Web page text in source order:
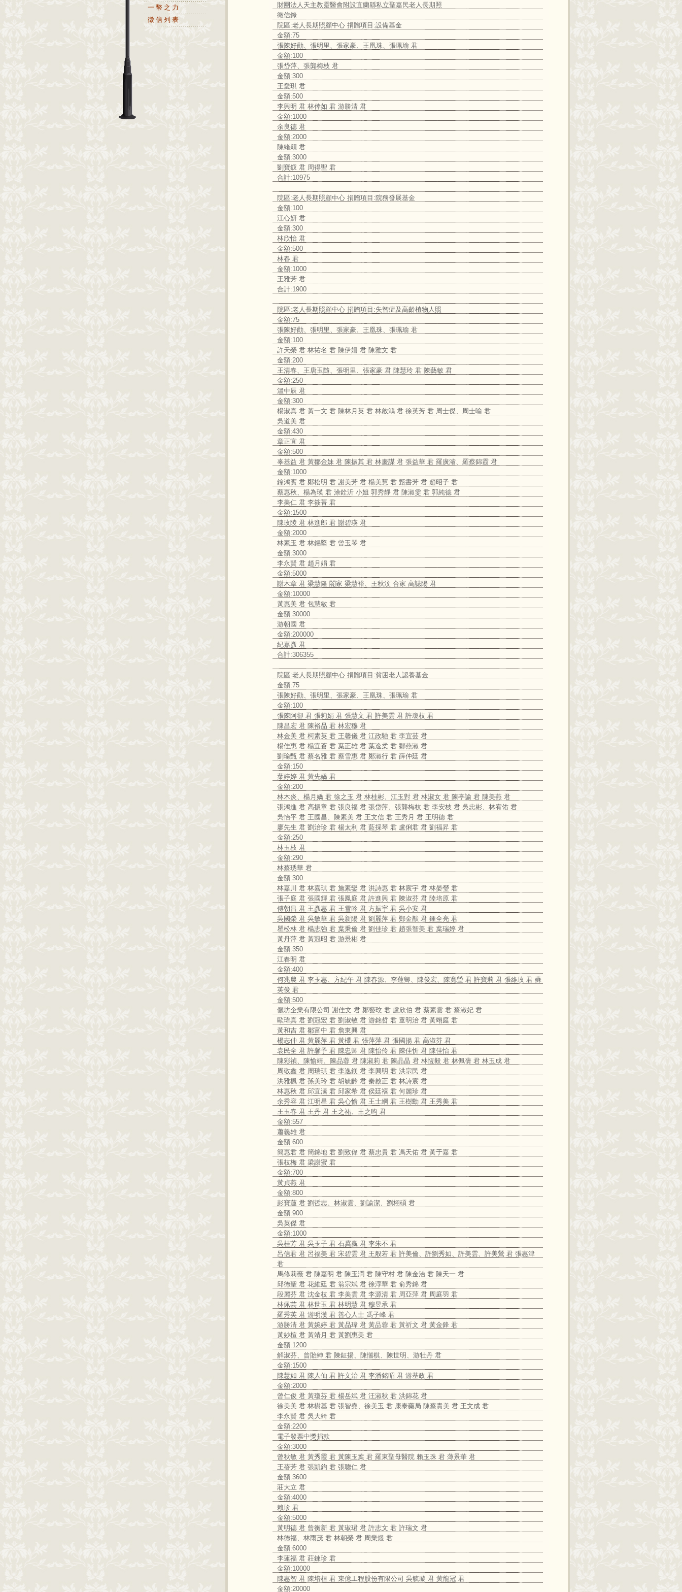
一幣之力
徵信列表
財團法人天主教靈醫會附設宜蘭縣私立聖嘉民老人長期照
徵信錄
院區:老人長期照顧中心 捐贈項目:設備基金
金額:75
張陳好勸、張明里、張家豪、王凰珠、張珮瑜 君
金額:100
張岱萍、張龔梅枝 君
金額:300
王愛琪 君
金額:500
李興明 君 林倖如 君 游勝清 君
金額:1000
余良德 君
金額:2000
陳緒穎 君
金額:3000
劉寶釵 君 周得聖 君
合計:10975
院區:老人長期照顧中心 捐贈項目:院務發展基金
金額:100
江心妍 君
金額:300
林欣怡 君
金額:500
林春 君
金額:1000
王雅芳 君
合計:1900
院區:老人長期照顧中心 捐贈項目:失智症及高齡植物人照
金額:75
張陳好勸、張明里、張家豪、王凰珠、張珮瑜 君
金額:100
許天榮 君 林祐名 君 陳伊姍 君 陳雅文 君
金額:200
王清春、王唐玉隨、張明里、張家豪 君 陳慧玲 君 陳藝敏 君
金額:250
溫中辰 君
金額:300
楊淑真 君 黃一文 君 陳林月英 君 林啟鴻 君 徐英芳 君 周士傑、周士喻 君
吳道美 君
金額:430
章正宜 君
金額:500
辜基益 君 黃鄒金妹 君 陳振其 君 林慶謀 君 張益華 君 羅廣濬、羅蔡錦霞 君
金額:1000
鐘鴻賓 君 鄭松明 君 謝美芳 君 楊美慧 君 甄書芳 君 趙昭子 君
蔡惠秋、楊為瑛 君 涂銓沂 小姐 郭秀靜 君 陳淑雯 君 郭純德 君
李美仁 君 李筱菁 君
金額:1500
陳玫陵 君 林進郎 君 謝碧瑛 君
金額:2000
林素玉 君 林錫堅 君 曾玉琴 君
金額:3000
李永賢 君 趙月娟 君
金額:5000
謝木章 君 梁慧隆 閤家 梁慧裕、王秋汶 合家 高誌陽 君
金額:10000
黃惠美 君 包慧敏 君
金額:30000
游朝國 君
金額:200000
紀嘉彥 君
合計:306355
院區:老人長期照顧中心 捐贈項目:貧困老人認養基金
金額:75
張陳好勸、張明里、張家豪、王凰珠、張珮瑜 君
金額:100
張陳阿卻 君 張莉娟 君 張慧文 君 許美雲 君 許瓊枝 君
陳昌宏 君 陳裕品 君 林宏穆 君
林金美 君 柯素英 君 王馨儀 君 江政馳 君 李宜芸 君
楊佳惠 君 楊宜蒼 君 葉正雄 君 葉逸柔 君 鄒燕淑 君
劉瑜甄 君 蔡名雅 君 蔡雪惠 君 鄭淑行 君 薛仲廷 君
金額:150
葉婷婷 君 黃先嬌 君
金額:200
林木炎、楊月嬌 君 徐之玉 君 林桂彬、江玉對 君 林淑女 君 陳亭諭 君 陳美燕 君
張鴻進 君 高振章 君 張良福 君 張岱萍、張龔梅枝 君 李安枝 君 吳忠彬、林宥佑 君
吳怡平 君 王國昌、陳素美 君 王文信 君 王秀月 君 王明德 君
廖先生 君 劉治珍 君 楊太利 君 藍採琴 君 盧俐君 君 劉福昇 君
金額:250
林玉枝 君
金額:290
林蔡琇華 君
金額:300
林嘉川 君 林嘉琪 君 施素鑾 君 洪詩惠 君 林宸宇 君 林晏瑩 君
張子庭 君 張國輝 君 張鳳庭 君 許進興 君 陳淑芬 君 陸培原 君
傅朝昌 君 王彥惠 君 王雪吟 君 方振宇 君 吳小安 君
吳國榮 君 吳敏華 君 吳新陽 君 劉麗萍 君 鄭金猷 君 鍾全亮 君
瞿松林 君 楊志強 君 葉秉倫 君 劉佳珍 君 趙張智美 君 葉瑞婷 君
黃丹萍 君 黃冠昭 君 游景彬 君
金額:350
江春明 君
金額:400
何兆農 君 李玉惠、方紀午 君 陳春源、李蓮卿、陳俊宏、陳寬瑩 君 許寶莉 君 張維玫 君 蘇
英俊 君
金額:500
儷坊企業有限公司 謝佳文 君 鄭藝玟 君 盧欣伯 君 蔡素雲 君 蔡淑妃 君
歐瑋真 君 劉冠宏 君 劉淑敏 君 游銘哲 君 童明治 君 黃翊庭 君
黃和吉 君 鄒富中 君 詹東興 君
楊志仲 君 黃麗萍 君 黃欉 君 張萍萍 君 張國揚 君 高淑芬 君
袁民全 君 許馨予 君 陳忠卿 君 陳怡伶 君 陳佳忻 君 陳佳怡 君
陳彩禎、陳愉靖、陳品蓉 君 陳淑莉 君 陳晶晶 君 林恆毅 君 林佩蒨 君 林玉成 君
周敬鑫 君 周瑞琪 君 李逸鎂 君 李興明 君 洪宗民 君
洪雅楓 君 孫美玲 君 胡毓齡 君 秦啟正 君 林詩宸 君
林惠秋 君 邱宜溱 君 邱家希 君 侯廷禧 君 何麗珍 君
余秀容 君 江明星 君 吳心愉 君 王士綱 君 王樹勳 君 王秀美 君
王玉春 君 王丹 君 王之祐、王之昀 君
金額:557
蕭義雄 君
金額:600
簡惠君 君 簡錦地 君 劉致偉 君 蔡忠貴 君 馮天佑 君 黃于嘉 君
張枝梅 君 梁謝蜜 君
金額:700
黃貞燕 君
金額:800
彭寶蓮 君 劉哲志、林淑雲、劉諭潔、劉栩碩 君
金額:900
吳英傑 君
金額:1000
吳桂芳 君 吳玉子 君 石冀嬴 君 李朱不 君
呂信君 君 呂福美 君 宋碧雲 君 王般若 君 許美倫、許劉秀如、許美雲、許美鶯 君 張惠津
君
馬修莉薇 君 陳嘉明 君 陳玉潤 君 陳守村 君 陳金治 君 陳天一 君
邱德聖 君 花維廷 君 翁宗斌 君 徐淳華 君 俞秀錦 君
段麗芬 君 沈金枝 君 李美雲 君 李源清 君 周亞萍 君 周庭羽 君
林佩芸 君 林世玉 君 林明慧 君 穆昱承 君
羅秀英 君 游明漢 君 善心人士 馮子峰 君
游勝清 君 黃婉婷 君 黃品瑋 君 黃品蓉 君 黃祈文 君 黃金鋒 君
黃妙楦 君 黃靖月 君 黃劉惠美 君
金額:1200
解淑芬、曾貽紳 君 陳鉦揚、陳惴棋、陳世明、游牡丹 君
金額:1500
陳慧如 君 陳人仙 君 許文治 君 李潘銘昭 君 游基政 君
金額:2000
曾仁俊 君 黃瓊芬 君 楊岳斌 君 汪淑秋 君 洪錦花 君
徐美美 君 林樹基 君 張智堯、徐美玉 君 康泰藥局 陳蔡貴美 君 王文成 君
李永賢 君 吳大綺 君
金額:2200
電子發票中獎捐款
金額:3000
曾秋敏 君 黃秀霞 君 黃陳玉葉 君 羅東聖母醫院 賴玉珠 君 薄景華 君
王蓓芳 君 張凱鈞 君 張聰仁 君
金額:3600
莊大立 君
金額:4000
賴珍 君
金額:5000
黃明德 君 曾衡新 君 黃琡珺 君 許志文 君 許瑞文 君
林德福、林雨茂 君 林朝榮 君 周業煜 君
金額:6000
李蓮福 君 莊鍊珍 君
金額:10000
陳惠智 君 陳培桓 君 東億工程股份有限公司 吳毓璇 君 黃龍冠 君
金額:20000